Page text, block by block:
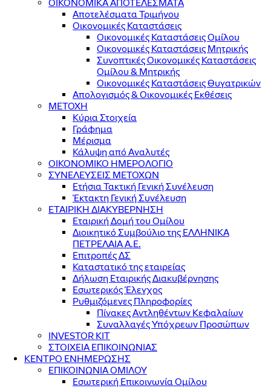
ΟΙΚΟΝΟΜΙΚΑ ΑΠΟΤΕΛΕΣΜΑΤΑ
Αποτελέσματα Τριμήνου
Οικονομικές Καταστάσεις
Οικονομικές Καταστάσεις Ομίλου
Οικονομικές Καταστάσεις Μητρικής
Συνοπτικές Οικονομικές Καταστάσεις
Ομίλου & Μητρικής
Οικονομικές Καταστάσεις Θυγατρικών
Απολογισμός & Οικονομικές Εκθέσεις
ΜΕΤΟΧΗ
Κύρια Στοιχεία
Γράφημα
Μέρισμα
Κάλυψη από Αναλυτές
ΟΙΚΟΝΟΜΙΚΟ ΗΜΕΡΟΛΟΓΙΟ
ΣΥΝΕΛΕΥΣΕΙΣ ΜΕΤΟΧΩΝ
Ετήσια Τακτική Γενική Συνέλευση
Έκτακτη Γενική Συνέλευση
ΕΤΑΙΡΙΚΗ ΔΙΑΚΥΒΕΡΝΗΣΗ
Εταιρική Δομή του Ομίλου
Διοικητικό Συμβούλιο της ΕΛΛΗΝΙΚΑ
ΠΕΤΡΕΛΑΙΑ Α.Ε.
Επιτροπές ΔΣ
Καταστατικό της εταιρείας
Δήλωση Εταιρικής Διακυβέρνησης
Εσωτερικός Έλεγχος
Ρυθμιζόμενες Πληροφορίες
Πίνακες Αντληθέντων Κεφαλαίων
Συναλλαγές Υπόχρεων Προσώπων
INVESTOR KIT
ΣΤΟΙΧΕΙΑ ΕΠΙΚΟΙΝΩΝΙΑΣ
ΚΕΝΤΡΟ ΕΝΗΜΕΡΩΣΗΣ
ΕΠΙΚΟΙΝΩΝΙΑ ΟΜΙΛΟΥ
Εσωτερική Επικοινωνία Ομίλου